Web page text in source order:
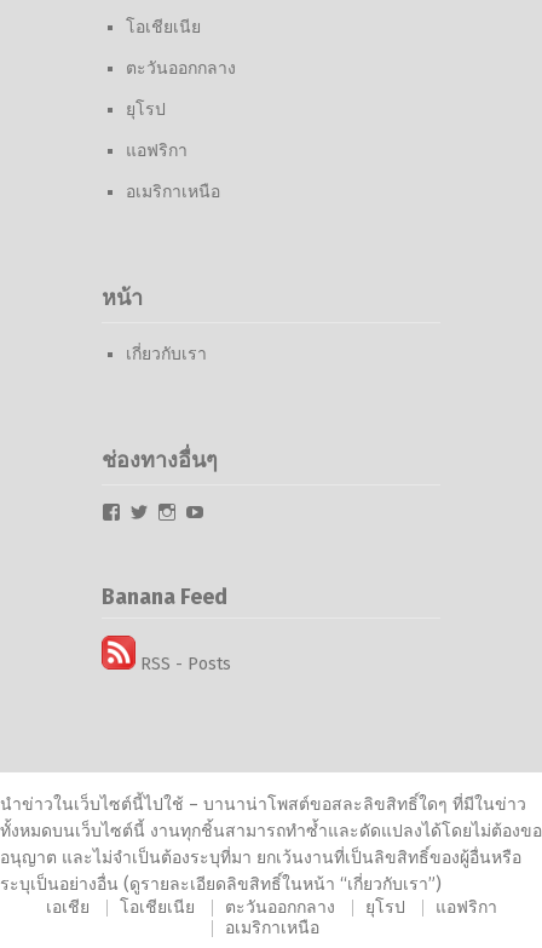
โอเชียเนีย
ตะวันออกกลาง
ยุโรป
แอฟริกา
อเมริกาเหนือ
หน้า
เกี่ยวกับเรา
ช่องทางอื่นๆ
Facebook
TwitterInstagram
Banana Feed
RSS - Posts
นำข่าวในเว็บไซต์นี้ไปใช้ – บานาน่าโพสต์ขอสละลิขสิทธิ์ใดๆ ที่มีในข่าว
ทั้งหมดบนเว็บไซต์นี้ งานทุกชิ้นสามารถทำซ้ำและดัดแปลงได้โดยไม่ต้องขอ
อนุญาต และไม่จำเป็นต้องระบุที่มา ยกเว้นงานที่เป็นลิขสิทธิ์ของผู้อื่นหรือ
ระบุเป็นอย่างอื่น (ดูรายละเอียดลิขสิทธิ์ในหน้า “เกี่ยวกับเรา”)
เอเชีย
โอเชียเนีย ตะวันออกกลาง ยุโรป
แอฟริกา
อเมริกาเหนือ